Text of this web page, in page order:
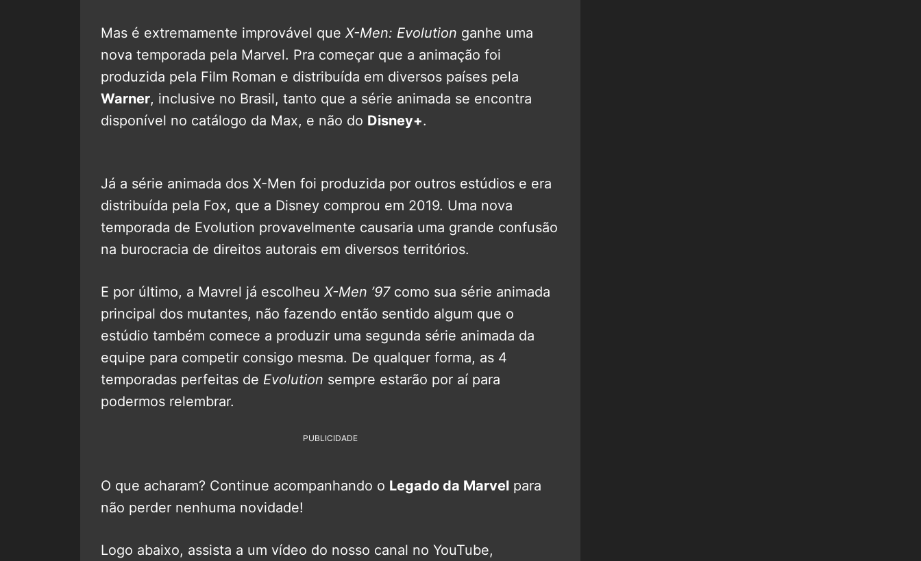
Mas é extremamente improvável que X-Men: Evolution ganhe uma
nova temporada pela Marvel. Pra começar que a animação foi
produzida pela Film Roman e distribuída em diversos países pela
Warner, inclusive no Brasil, tanto que a série animada se encontra
disponível no catálogo da Max, e não do Disney+.
Já a série animada dos X-Men foi produzida por outros estúdios e era
distribuída pela Fox, que a Disney comprou em 2019. Uma nova
temporada de Evolution provavelmente causaria uma grande confusão
na burocracia de direitos autorais em diversos territórios.
E por último, a Mavrel já escolheu X-Men ’97como sua série animada
principal dos mutantes, não fazendo então sentido algum que o
estúdio também comece a produzir uma segunda série animada da
equipe para competir consigo mesma. De qualquer forma, as 4
temporadas perfeitas de Evolution sempre estarão por aí para
podermos relembrar.
PUBLICIDADE
O que acharam? Continue acompanhando o Legado da Marvel para
não perder nenhuma novidade!
Logo abaixo, assista a um vídeo do nosso canal no YouTube,